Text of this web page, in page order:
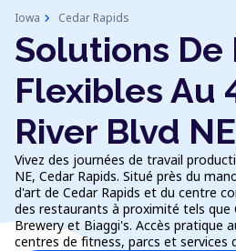
Iowa chevron_right Cedar Rapids
Solutions De
Flexibles Au
River Blvd NE
Vivez des journées de travail
NE, Cedar Rapids. Situé près du
d'art de Cedar Rapids et du centre
des restaurants à proximité tels que
Brewery et Biaggi's. Accès pratique
centres de fitness, parcs et services